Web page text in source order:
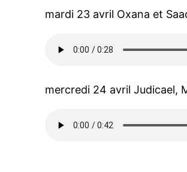
mardi 23 avril Oxana et
mercredi 24 avril Judicael,